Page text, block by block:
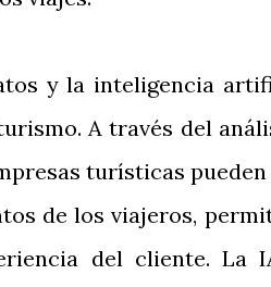
y la inteligencia
A través del
turísticas
de los viajeros,
del cliente. La